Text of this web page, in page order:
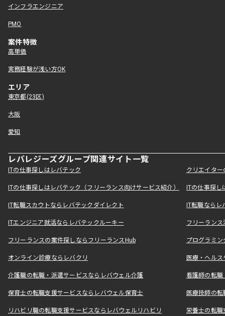
インフラエンジニア
PMO
案件特徴
高単価
実務経験が浅い方OK
エリア
東京都(23区)
大阪
愛知
レバレジーズグループ関連サイト一覧
ITの仕事探しはレバテック クリエイタ
ITの仕事探しはレバテック（フリーランス向けサービス紹介） ITの仕事探
IT転職スカウトならレバテックダイレクト IT転職なら
ITエンジニア就活ならレバテックルーキー フリーラン
フリーランスの案件探しならフリーランスHub プログラミ
オンライン診療ならレバクリ 医療・ヘル
介護職の転職・派遣サービスならレバウェル介護 看護師の転
保育士の転職支援サービスならレバウェル保育士 医療技師の
リハビリ職の転職支援サービスならレバウェルリハビリ 栄養士の転